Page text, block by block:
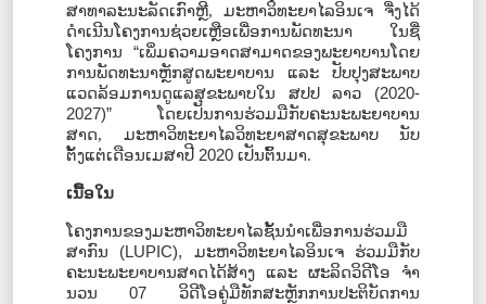
ສາທາລະນະລັດເກົາຫຼີ, ມະຫາວິທະຍາໄລອິນເຈ ຈື່ງໄດ້
ດຳເນີນໂຄງການຊ່ວຍເຫຼືອເພື່ອການພັດທະນາ ໃນຊື່
ໂຄງການ
“ເພິ່ມຄວາມອາດສາມາດຂອງພະຍາບານໂດຍ
ການພັດທະນາຫຼັກສູດພະຍາບານ ແລະ ປັບປຸງສະພາບ
ແວດລ້ອມການດູແລສຸຂະພາບໃນ ສປປ ລາວ
(2020-
2027)”
ໂດຍເປັນການຮ່ວມມືກັບຄະນະພະຍາບານ
ສາດ, ມະຫາວິທະຍາໄລວິທະຍາສາດສຸຂະພາບ ນັບ
ຕັ້ງແຕ່ເດືອນເມສາປີ 2020 ເປັນຕົ້ນມາ.
ເນື້ອໃນ
ໂຄງການຂອງມະຫາວິທະຍາໄລຊັ້ນນໍາເພື່ອການຮ່ວມມື
ສາກົນ
(LUPIC),
ມະຫາວິທະຍາໄລອິນເຈ ຮ່ວມມືກັບ
ຄະນະພະຍາບານສາດໄດ້ສ້າງ ແລະ ຜະລິດວິດີໂອ ຈໍາ
ນວນ 07 ວິດີໂອຄູ່ມືທັກສະຫຼັກການປະຕິບັດການ